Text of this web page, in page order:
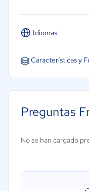
Idiomas:
Español Inglés
Características y
Gestión de
Preguntas
No se han cargado